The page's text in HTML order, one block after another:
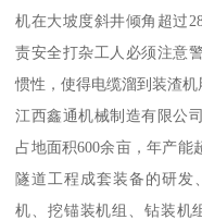
机在大坡度斜井倾角超过
责安全打杂工人必须注意
惯性，使得电缆溜到装渣机
江西鑫通机械制造有限公
占地面积600余亩，年产能
隧道工程成套装备的研发
机、挖锚装机组、钻装机